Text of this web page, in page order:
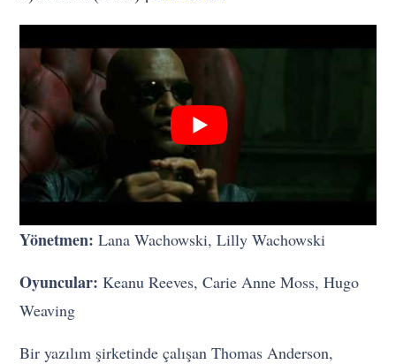
Yönetmen: Lana Wachowski, Lilly Wachowski
Oyuncular: Keanu Reeves, Carie Anne Moss, Hugo
Weaving
Bir yazılım şirketinde çalışan Thomas Anderson,